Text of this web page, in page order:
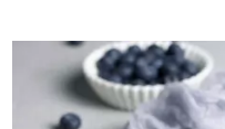
CARB
ECLAIRS
MIT